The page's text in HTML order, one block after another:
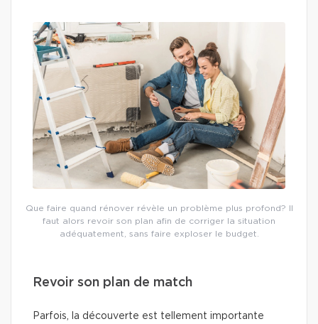
Que faire quand rénover révèle un problème plus profond? Il
faut alors revoir son plan afin de corriger la situation
adéquatement, sans faire exploser le budget.
Revoir son plan de match
Parfois, la découverte est tellement importante